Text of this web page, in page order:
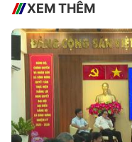
XEM THÊM